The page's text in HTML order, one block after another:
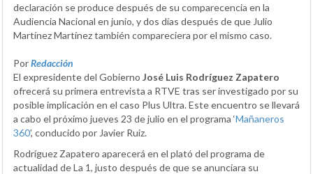
declaración se produce después de su comparecencia en la
Audiencia Nacional en junio, y dos días después de que Julio
Martínez Martínez también compareciera por el mismo caso.
PorRedacción
El expresidente del Gobierno José Luis Rodríguez Zapatero
ofrecerá su primera entrevista a RTVE tras ser investigado por su
posible implicación en el caso Plus Ultra. Este encuentro se llevará
a cabo el próximo jueves 23 de julio en el programa ‘Mañaneros
360’, conducido por Javier Ruiz.
Rodríguez Zapatero aparecerá en el plató del programa de
actualidad de La 1, justo después de que se anunciara su